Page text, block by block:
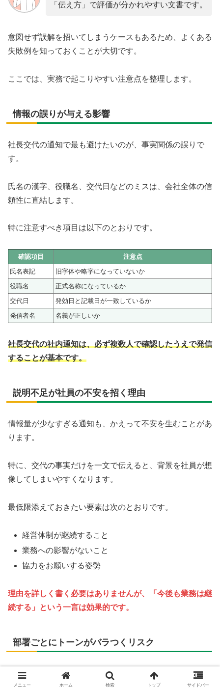
「伝え方」で評価が分かれやすい文書です。
意図せず誤解を招いてしまうケースもあるため、よくある
失敗例を知っておくことが大切です。
ここでは、実務で起こりやすい注意点を整理します。
情報の誤りが与える影響
社長交代の通知で最も避けたいのが、事実関係の誤りで
す。
氏名の漢字、役職名、交代日などのミスは、会社全体の信
頼性に直結します。
特に注意すべき項目は以下のとおりです。
確認項目
注意点
氏名表記
旧字体や略字になっていないか
役職名
正式名称になっているか
交代日
発効日と記載日が一致しているか
発信者名
名義が正しいか
社長交代の社内通知は、必ず複数人で確認したうえで発信
することが基本です。
説明不足が社員の不安を招く理由
情報量が少なすぎる通知も、かえって不安を生むことがあ
ります。
特に、交代の事実だけを一文で伝えると、背景を社員が想
像してしまいやすくなります。
最低限添えておきたい要素は次のとおりです。
経営体制が継続すること
業務への影響がないこと
協力をお願いする姿勢
理由を詳しく書く必要はありませんが、「今後も業務は継
続する」という一言は効果的です。
部署ごとにトーンがバラつくリスク
社内通知後、各部署から補足連絡が出るケースも少なくあ
りません。
メニュー ホーム 検索 トップ サイドバー